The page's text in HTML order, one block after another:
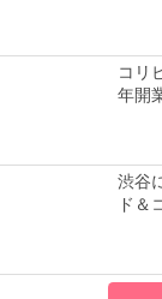
コリ
年開
渋谷
ド＆